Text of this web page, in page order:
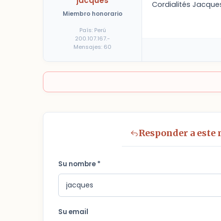
Miembro honorario
País: Perú
200.107.167.-
Mensajes: 60
Cordialités
Responder a este
Su nombre *
Su email